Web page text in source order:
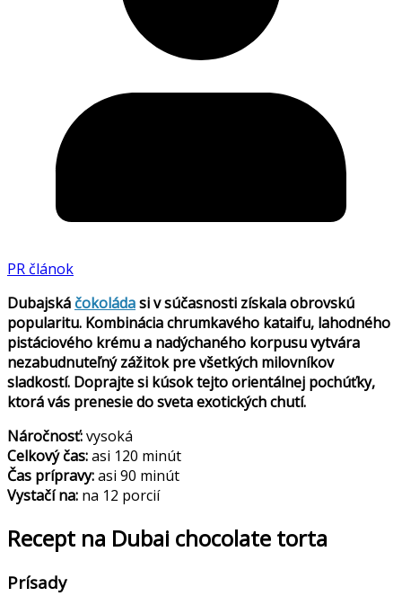
PR článok
Dubajská čokoládasi v súčasnosti získala obrovskú
popularitu. Kombinácia chrumkavého kataifu, lahodného
pistáciového krému a nadýchaného korpusu vytvára
nezabudnuteľný zážitok pre všetkých milovníkov
sladkostí. Doprajte si kúsok tejto orientálnej pochúťky,
ktorá vás prenesie do sveta exotických chutí.
Náročnosť:vysoká
Celkový čas:asi 120 minút
Čas prípravy:asi 90 minút
Vystačí na: na 12 porcií
Recept na Dubai chocolate torta
Prísady